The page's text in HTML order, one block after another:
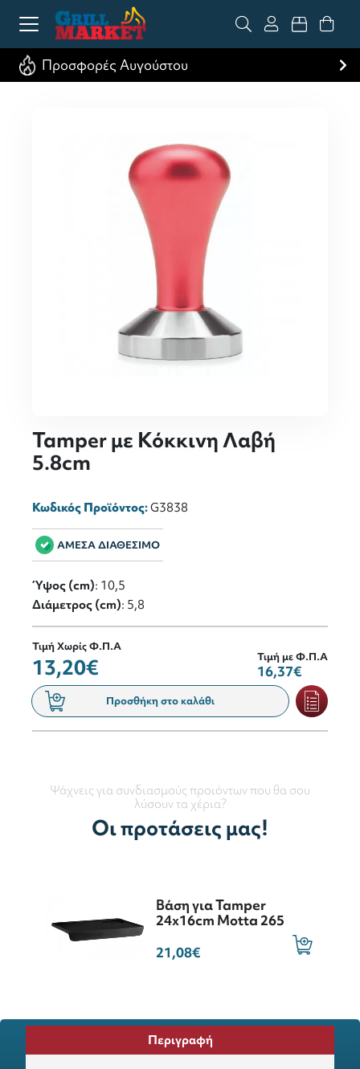
Προσφορές Αυγούστου
Tamper με Κόκκινη Λαβή
5.8cm
Κωδικός Προϊόντος:G3838
ΑΜΕΣΑ ΔΙΑΘΕΣΙΜΟ
Ύψος (cm): 10,5
Διάμετρος (cm): 5,8
Τιμή Χωρίς Φ.Π.Α
13,20€ Τιμή με Φ.Π.Α
16,37€
Προσθήκη στο καλάθι
Ψάχνεις για συνδιασμούς προιόντων που θα σου
λύσουν τα χέρια?
Οι προτάσεις μας!
Βάση για Tamper
24x16cm Motta 265
21,08€
Περιγραφή